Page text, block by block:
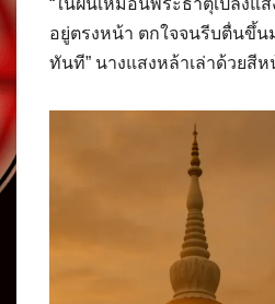
“ในฝันเหมือนพระธาตุเปล่งแ
อยู่ตรงหน้า ตกใจจนรีบตื่นขึ้น
ทันที” นางแสงหล้าเล่าด้วยสี